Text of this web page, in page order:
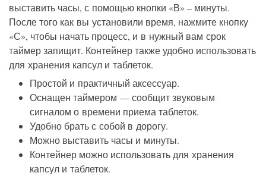
выставить часы, с помощью кнопки «В» – минуты.
После того как вы установили время, нажмите кнопку
«С», чтобы начать процесс, и в нужный вам срок
таймер запищит. Контейнер также удобно использовать
для хранения капсул и таблеток.
Простой и практичный аксессуар.
Оснащен таймером — сообщит звуковым
сигналом о времени приема таблеток.
Удобно брать с собой в дорогу.
Можно выставить часы и минуты.
Контейнер можно использовать для хранения
капсул и таблеток.